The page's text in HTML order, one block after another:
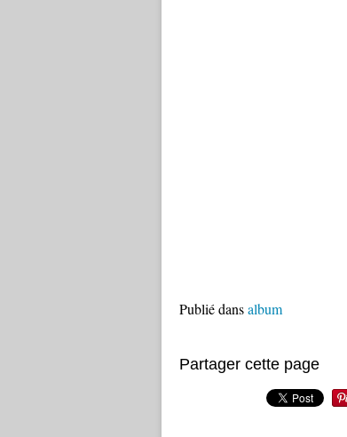
Publié dansalbum
Partager cette page